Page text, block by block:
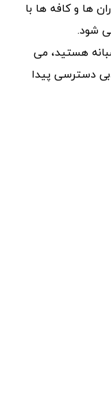
ها و کافه‌ ها با
‌شود.
هستید، می
دسترسی پیدا